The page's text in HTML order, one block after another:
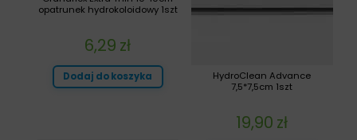
HydroClean Advance
7,5*7,5cm 1szt
19,90 zł
opatrunek hydrokoloidowy 1szt
6,29 zł
Dodaj do koszyka